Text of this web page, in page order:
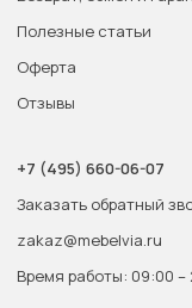
Полезные статьи
Оферта
Отзывы
+7 (495) 660-06-07
Заказать обратный
zakaz@mebelvia.ru
Время работы: 09:00 –